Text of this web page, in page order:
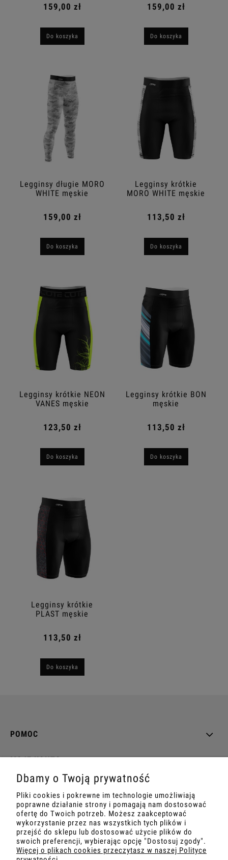
159,00 zł
Do koszyka
159,00 zł
Do koszyka
Legginsy długie MORO
WHITE męskie
159,00 zł
Do koszyka
Legginsy krótkie
MORO WHITE męskie
113,50 zł
Do koszyka
Legginsy krótkie NEON
VANES męskie
123,50 zł
Do koszyka
Legginsy krótkie BON
męskie
113,50 zł
Do koszyka
Legginsy krótkie
PLAST męskie
113,50 zł
Do koszyka
POMOC
MOJE KONTO
PŁATNOŚCI I DOSTAWA
INFORMACJE
O NAS
Dbamy o Twoją prywatność
Pliki cookies i pokrewne im technologie umożliwiają
poprawne działanie strony i pomagają nam dostosować
ofertę do Twoich potrzeb. Możesz zaakceptować
wykorzystanie przez nas wszystkich tych plików i
przejść do sklepu lub dostosować użycie plików do
swoich preferencji, wybierając opcję "Dostosuj zgody".
Więcej o plikach cookies przeczytasz w naszej Polityce